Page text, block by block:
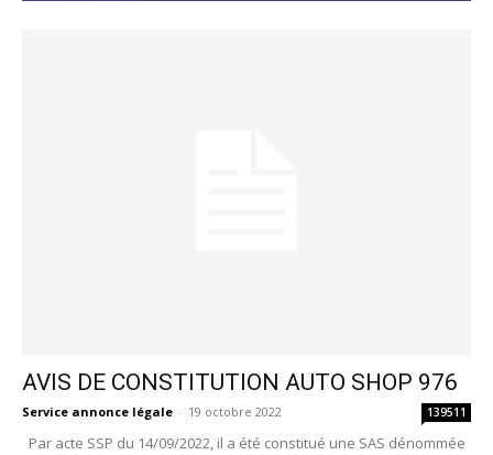
AVIS DE CONSTITUTION AUTO SHOP 976
Service annonce légale - 19 octobre 2022 139511
Par acte SSP du 14/09/2022, il a été constitué une SAS dénommée